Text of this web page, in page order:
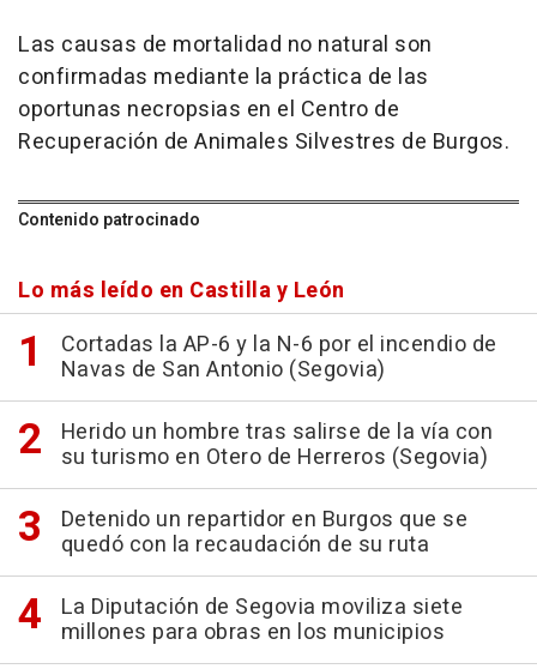
Las causas de mortalidad no natural son
confirmadas mediante la práctica de las
oportunas necropsias en el Centro de
Recuperación de Animales Silvestres de Burgos.
Contenido patrocinado
Lo más leído en Castilla y León
Cortadas la AP-6 y la N-6 por el incendio de
Navas de San Antonio (Segovia)
Herido un hombre tras salirse de la vía con
su turismo en Otero de Herreros (Segovia)
Detenido un repartidor en Burgos que se
quedó con la recaudación de su ruta
La Diputación de Segovia moviliza siete
millones para obras en los municipios